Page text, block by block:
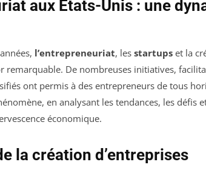
aux États-Unis : une
l’entrepreneuriat, les startups et la
remarquable. De nombreuses initiatives,
ont permis à des entrepreneurs de tous
en analysant les tendances, les défis
économique.
la création d’entreprises